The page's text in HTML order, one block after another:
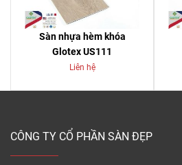
Sàn nhựa hèm khóa
Glotex US111
Liên hệ
CÔNG TY CỔ PHẦN SÀN ĐẸP